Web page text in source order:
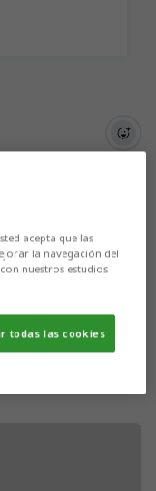
acepta que las
la navegación del
nuestros estudios
todas las cookies